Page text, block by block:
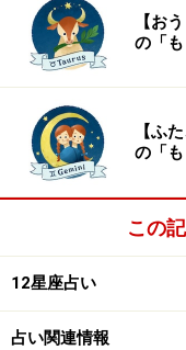
＞【2024年上半期
【お
の「も
【ふ
の「も
この
12星座占い
占い関連情報